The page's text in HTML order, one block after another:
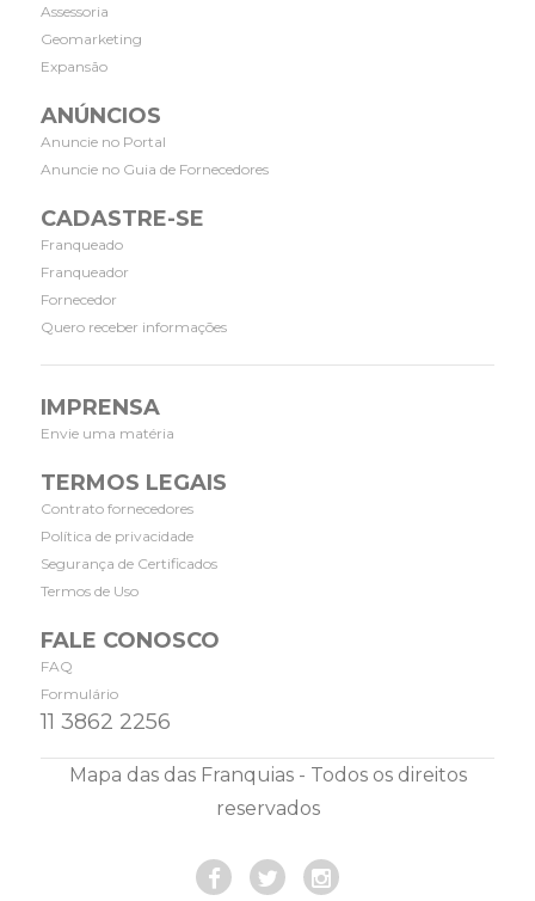
Assessoria
Geomarketing
Expansão
ANÚNCIOS
Anuncie no Portal
Anuncie no Guia de Fornecedores
CADASTRE-SE
Franqueado
Franqueador
Fornecedor
Quero receber informações
IMPRENSA
Envie uma matéria
TERMOS LEGAIS
Contrato fornecedores
Política de privacidade
Segurança de Certificados
Termos de Uso
FALE CONOSCO
FAQ
Formulário
11 3862 2256
Mapa das das Franquias - Todos os direitos
reservados